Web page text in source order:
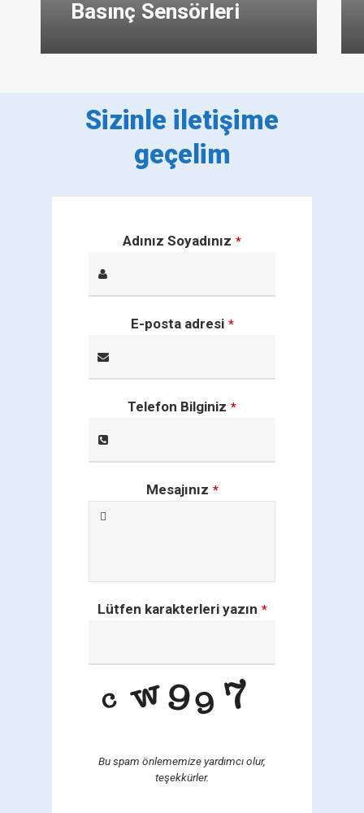
Basınç Sensörleri
Sizinle iletişime
geçelim
Adınız Soyadınız *
E-posta adresi *
Telefon Bilginiz *
Mesajınız *
Lütfen karakterleri yazın *
Bu spam önlememize yardımcı olur,
teşekkürler.